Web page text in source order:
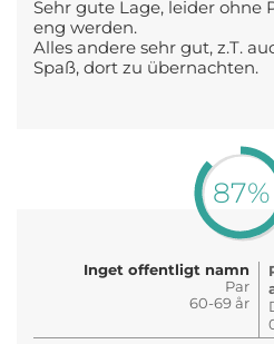
Sehr gute Lage, leider ohne
eng werden.
Alles andere sehr gut, z.T.
Spaß, dort zu übernachten.
87%
Inget offentligt namn
Par
60-69 år